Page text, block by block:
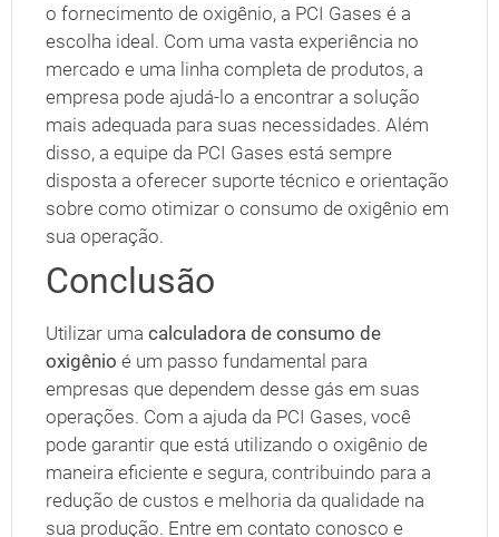
o fornecimento de oxigênio, a PCI Gases é a
escolha ideal. Com uma vasta experiência no
mercado e uma linha completa de produtos, a
empresa pode ajudá-lo a encontrar a solução
mais adequada para suas necessidades. Além
disso, a equipe da PCI Gases está sempre
disposta a oferecer suporte técnico e orientação
sobre como otimizar o consumo de oxigênio em
sua operação.
Conclusão
Utilizar uma calculadora de consumo de
oxigênio é um passo fundamental para
empresas que dependem desse gás em suas
operações. Com a ajuda da PCI Gases, você
pode garantir que está utilizando o oxigênio de
maneira eficiente e segura, contribuindo para a
redução de custos e melhoria da qualidade na
sua produção. Entre em contato conosco e